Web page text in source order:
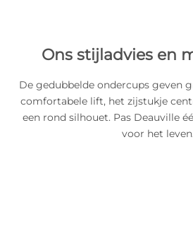
Ons stijladvies en
De gedubbelde ondercups geven
comfortabele lift, het zijstukje
een rond silhouet. Pas Deauville
voor het leven.